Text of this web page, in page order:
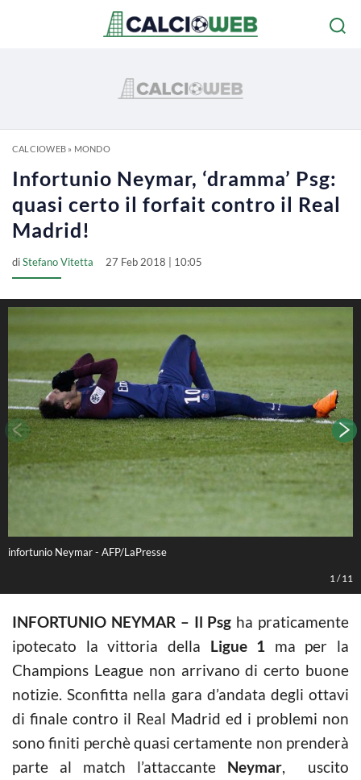
CALCIOWEB» MONDO
Infortunio Neymar, ‘dramma’ Psg:
quasi certo il forfait contro il Real
Madrid!
diStefano Vitetta 27 Feb 2018 | 10:05
infortunio Neymar - AFP/LaPresse
1 /11
INFORTUNIO NEYMAR – Il Psg ha praticamente
ipotecato la vittoria della Ligue 1 ma per la
Champions League non arrivano di certo buone
notizie. Sconfitta nella gara d’andata degli ottavi
di finale contro il Real Madrid ed i problemi non
sono finiti perchè quasi certamente non prenderà
parte al match l’attaccante Neymar, uscito